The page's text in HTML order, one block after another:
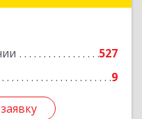
527
9